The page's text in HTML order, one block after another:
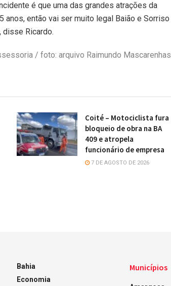
é que uma das grandes atrações da
então vai ser muito legal Baião e Sorriso
disse Ricardo.
/ foto: arquivo Raimundo Mascarenhas
Coité – Motociclista fura
bloqueio de obra na BA
409 e atropela
funcionário de empresa
7 DE AGOSTO DE 2026
Bahia
Economia
Municípios